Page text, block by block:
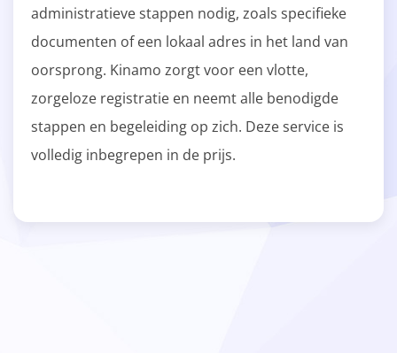
administratieve stappen nodig, zoals specifieke
documenten of een lokaal adres in het land van
oorsprong. Kinamo zorgt voor een vlotte,
zorgeloze registratie en neemt alle benodigde
stappen en begeleiding op zich. Deze service is
volledig inbegrepen in de prijs.